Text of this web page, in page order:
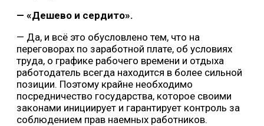
— «Дешево и сердито».
— Да, и всё это обусловлено тем, что на
переговорах по заработной плате, об условиях
труда, о графике рабочего времени и отдыха
работодатель всегда находится в более сильной
позиции. Поэтому крайне необходимо
посредничество государства, которое своими
законами инициирует и гарантирует контроль за
соблюдением прав наемных работников.